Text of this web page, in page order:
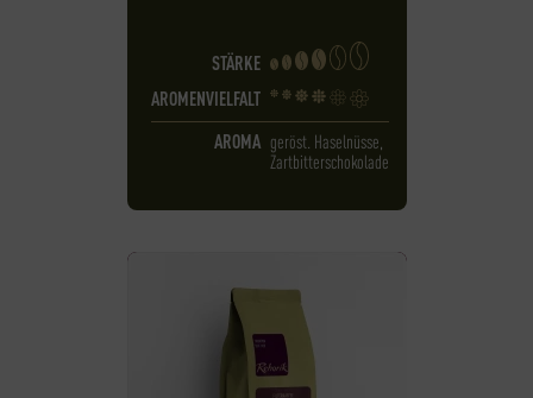
STÄRKE
AROMENVIELFALT
AROMA geröst. Haselnüsse,
Zartbitterschokolade